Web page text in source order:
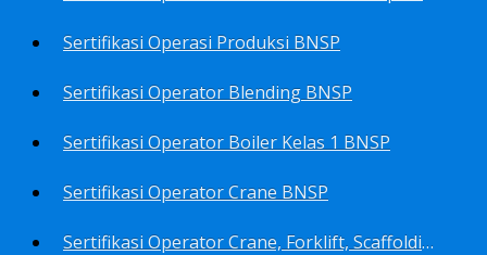
Sertifikasi Operasi Produksi BNSP
Sertifikasi Operator Blending BNSP
Sertifikasi Operator Boiler Kelas 1 BNSP
Sertifikasi Operator Crane BNSP
Sertifikasi Operator Crane, Forklift, Scaffolding/Scaffolder, Boiler, Rigger BNSP